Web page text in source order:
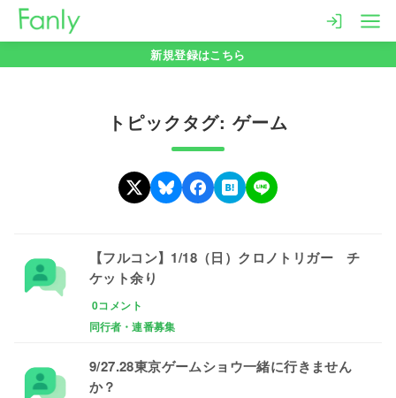
新規登録はこちら
トピックタグ: ゲーム
【フルコン】1/18（日）クロノトリガー チ
ケット余り
0コメント
同行者・連番募集
9/27.28東京ゲームショウ一緒に行きません
か？